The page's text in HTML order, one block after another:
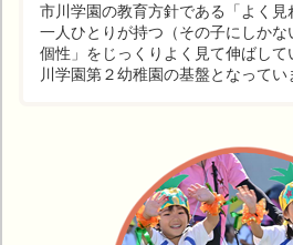
市川学園の教育方針である「よく見
一人ひとりが持つ（その子にしか
個性」をじっくりよく見て伸ばし
川学園第２幼稚園の基盤となってい